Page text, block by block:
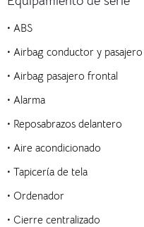
• ABS
• Airbag conductor y pasajero
• Airbag pasajero frontal
• Alarma
• Reposabrazos delantero
• Aire acondicionado
• Tapicería de tela
• Ordenador
• Cierre centralizado